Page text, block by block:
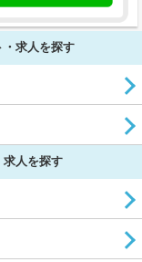
・求人を探す
求人を探す